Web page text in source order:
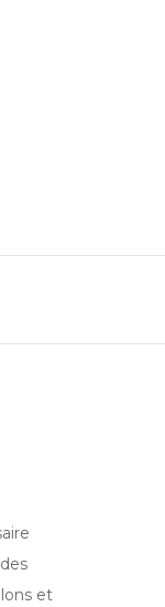
et